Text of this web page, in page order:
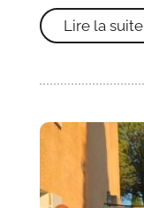
Lire la suite